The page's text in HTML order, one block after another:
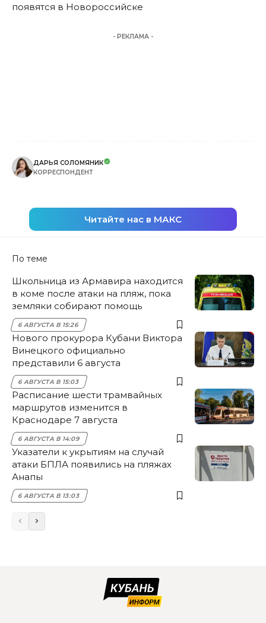
появятся в Новороссийске
- РЕКЛАМА -
ДАРЬЯ СОЛОМЯНИК
КОРРЕСПОНДЕНТ
Читайте нас в МАКС
По теме
Школьница из Армавира находится
в коме после атаки на пляж, пока
земляки собирают помощь
6 АВГУСТА В 15:26
Нового прокурора Кубани Виктора
Винецкого официально
представили 6 августа
6 АВГУСТА В 15:03
Расписание шести трамвайных
маршрутов изменится в
Краснодаре 7 августа
6 АВГУСТА В 14:09
Указатели к укрытиям на случай
атаки БПЛА появились на пляжах
Анапы
6 АВГУСТА В 13:03